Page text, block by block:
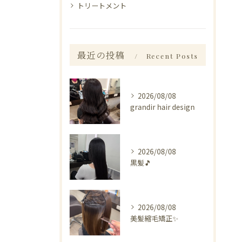
トリートメント
最近の投稿 Recent Posts
2026/08/08
grandir hair design
2026/08/08
黒髪🎵
2026/08/08
美髪縮毛矯正✨️